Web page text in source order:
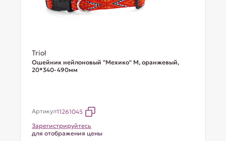
Triol
Ошейник нейлоновый "Мехико" M, оранжевый,
20*340-490мм
Артикул11261045
Зарегистрируйтесь
для отображения цены